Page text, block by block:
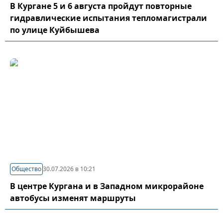
В Кургане 5 и 6 августа пройдут повторные
гидравлические испытания тепломагистрали
по улице Куйбышева
Общество30.07.2026 в 10:21
В центре Кургана и в Западном микрорайоне
автобусы изменят маршруты